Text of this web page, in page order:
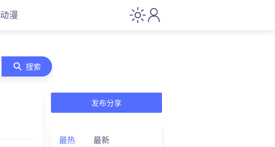
动漫
搜索
发布分享
最热 最新